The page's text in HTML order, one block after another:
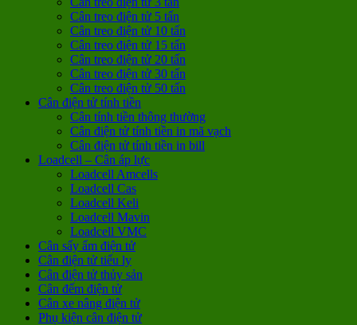
Cân treo điện tử 5 tấn
Cân treo điện tử 10 tấn
Cân treo điện tử 15 tấn
Cân treo điện tử 20 tấn
Cân treo điện tử 30 tấn
Cân treo điện tử 50 tấn
Cân điện tử tính tiền
Cân tính tiền thông thường
Cân điện tử tính tiền in mã vạch
Cân điện tử tính tiền in bill
Loadcell – Cân áp lực
Loadcell Amcells
Loadcell Cas
Loadcell Keli
Loadcell Mavin
Loadcell VMC
Cân sấy ẩm điện tử
Cân điện tử tiểu ly
Cân điện tử thủy sản
Cân đếm điện tử
Cân xe nâng điện tử
Phụ kiện cân điện tử